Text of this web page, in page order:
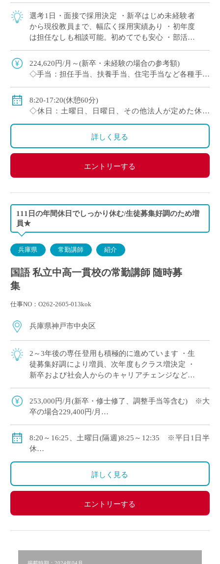
選考1日・面接で採用決定 ・新卒はじめ未経験者
から現役教員まで、幅広く採用実績あり ・初年度
は担任なしも相談可能。初めてでも安心 ・部活は
動部系)など負担軽減 ・将来的に専任 […]
224,620円/月～(新卒・未経験の場合の参考額)
◇手当：担任手当、扶養手当、住宅手当など各種手当
◇保険：私学共済、雇用保険、労災保険
8:20-17:20(休憩60分)
◇休日：土曜日、日曜日、その他法人が定めた休日
・イベント等で休日出勤した場合は振替休日あり
詳しく見る
エントリーする
111日の年間休日でしっかり休む/生徒募集好調のため増
員★
兵庫県 常勤講師 紹介
国語 私立中高一貫校の常勤講師 随時募
集
仕事NO：O262-2605-013kok
兵庫県神戸市中央区
2～3年後の専任登用も積極的に進めています ・生
徒募集好調により増員、次年度もクラス増決定 ・
新卒および社会人からのキャリアチェンジなど未
550万円(ご経験等による) ・神 […]
253,000円/月(新卒・修士修了、調整手当等含む) ※大
卒の場合229,400円/月
◇手当：各種有
◇賞与：有
8:20～16:25、土曜日(隔週)8:25～12:35 ※平日1日半
休
・休日：平日1日半休、土曜日(隔週)、日・祝日、その
・イベント等で休日出勤した場合は代休取得で対応
詳しく見る
エントリーする